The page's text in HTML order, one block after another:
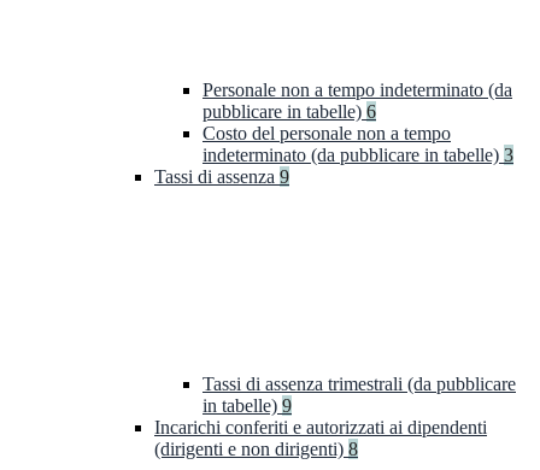
Personale non a tempo indeterminato (da
pubblicare in tabelle) 6
Costo del personale non a tempo
indeterminato (da pubblicare in tabelle) 3
Tassi di assenza 9
Tassi di assenza trimestrali (da pubblicare
in tabelle) 9
Incarichi conferiti e autorizzati ai dipendenti
(dirigenti e non dirigenti) 8